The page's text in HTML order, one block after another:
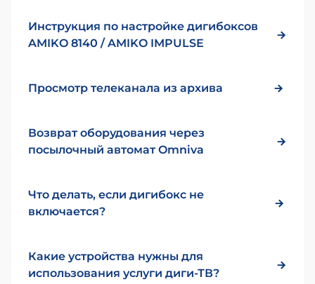
Инструкция по настройке дигибоксов
AMIKO 8140 / AMIKO IMPULSE
Просмотр телеканала из архива
Возврат оборудования через
посылочный автомат Omniva
Что делать, если дигибокс не
включается?
Какие устройства нужны для
использования услуги диги-ТВ?